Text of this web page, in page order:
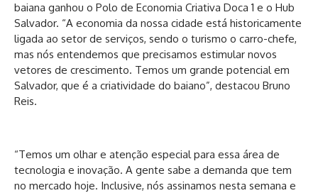
baiana ganhou o Polo de Economia Criativa Doca 1 e o Hub
Salvador. “A economia da nossa cidade está historicamente
ligada ao setor de serviços, sendo o turismo o carro-chefe,
mas nós entendemos que precisamos estimular novos
vetores de crescimento. Temos um grande potencial em
Salvador, que é a criatividade do baiano”, destacou Bruno
Reis.
“Temos um olhar e atenção especial para essa área de
tecnologia e inovação. A gente sabe a demanda que tem
no mercado hoje. Inclusive, nós assinamos nesta semana e